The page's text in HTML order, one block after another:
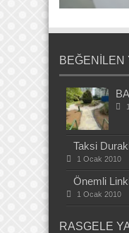
BEĞENİLEN
Taksi
1 Ocak 2010
Önemli
1 Ocak 2010
RASGELE